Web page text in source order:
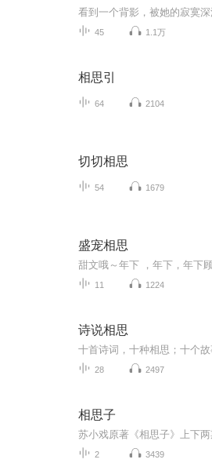
45 1.1万
相思引
64 2104
切切相思
54 1679
盛宠相思
11 1224
诗说相思
28 2497
相思子
2 3439